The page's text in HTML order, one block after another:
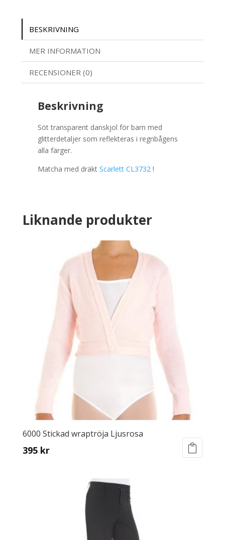
BESKRIVNING
MER INFORMATION
RECENSIONER (0)
Beskrivning
Söt transparent danskjol för barn med
glitterdetaljer som reflekteras i regnbågens
alla färger.
Matcha med dräkt Scarlett CL3732 !
Liknande produkter
6000 Stickad wraptröja Ljusrosa
395 kr